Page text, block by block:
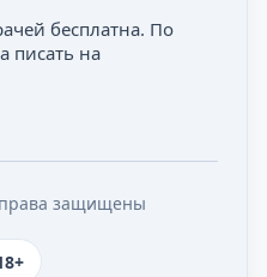
бесплатна. По
писать на
защищены